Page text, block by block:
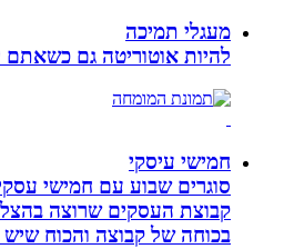
מעגלי תמיכה
להיות אוטוריטה גם כשאתם
חמישי עיסקי
סוגרים שבוע עם חמישי עסקי
קבוצת העסקים שרוצה
בכוחה של קבוצה והכוח שיש